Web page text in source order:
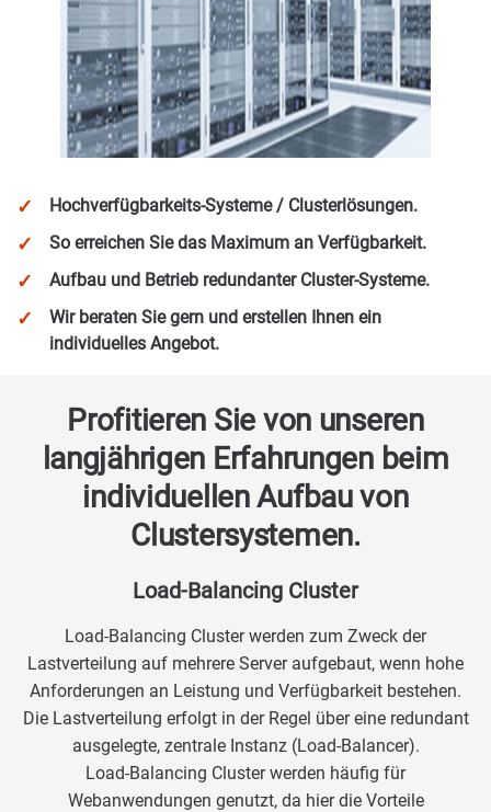
Hochverfügbarkeits-Systeme / Clusterlösungen.
So erreichen Sie das Maximum an Verfügbarkeit.
Aufbau und Betrieb redundanter Cluster-Systeme.
Wir beraten Sie gern und erstellen Ihnen ein
individuelles Angebot.
Profitieren Sie von unseren
langjährigen Erfahrungen beim
individuellen Aufbau von
Clustersystemen.​
Load-Balancing Cluster​
Load-Balancing Cluster werden zum Zweck der
Lastverteilung auf mehrere Server aufgebaut, wenn hohe
Anforderungen an Leistung und Verfügbarkeit bestehen.
Die Lastverteilung erfolgt in der Regel über eine redundant
ausgelegte, zentrale Instanz (Load-Balancer).
Load-Balancing Cluster werden häufig für
Webanwendungen genutzt, da hier die Vorteile